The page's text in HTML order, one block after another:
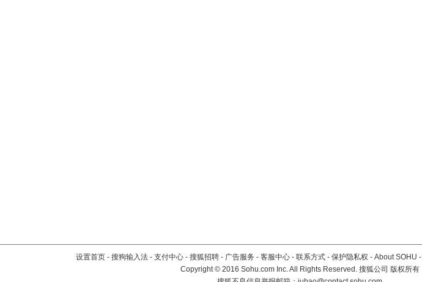
设置首页 - 搜狗输入法 - 支付中心 - 搜狐招聘 - 广告服务 - 客服中心 - 联系方式 - 保护隐私权 - About SOHU -
Copyright©2016 Sohu.com Inc. All Rights Reserved. 搜狐公司 版权所有